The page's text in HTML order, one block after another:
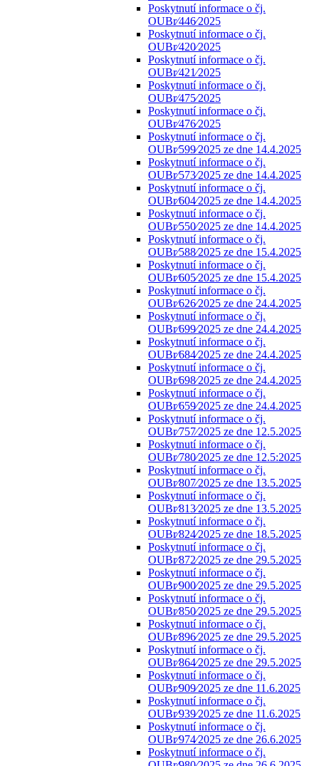
Poskytnutí informace o čj.
OUBr⁄446⁄2025
Poskytnutí informace o čj.
OUBr⁄420⁄2025
Poskytnutí informace o čj.
OUBr⁄421⁄2025
Poskytnutí informace o čj.
OUBr⁄475⁄2025
Poskytnutí informace o čj.
OUBr⁄476⁄2025
Poskytnutí informace o čj.
OUBr⁄599⁄2025 ze dne 14.4.2025
Poskytnutí informace o čj.
OUBr⁄573⁄2025 ze dne 14.4.2025
Poskytnutí informace o čj.
OUBr⁄604⁄2025 ze dne 14.4.2025
Poskytnutí informace o čj.
OUBr⁄550⁄2025 ze dne 14.4.2025
Poskytnutí informace o čj.
OUBr⁄588⁄2025 ze dne 15.4.2025
Poskytnutí informace o čj.
OUBr⁄605⁄2025 ze dne 15.4.2025
Poskytnutí informace o čj.
OUBr⁄626⁄2025 ze dne 24.4.2025
Poskytnutí informace o čj.
OUBr⁄699⁄2025 ze dne 24.4.2025
Poskytnutí informace o čj.
OUBr⁄684⁄2025 ze dne 24.4.2025
Poskytnutí informace o čj.
OUBr⁄698⁄2025 ze dne 24.4.2025
Poskytnutí informace o čj.
OUBr⁄659⁄2025 ze dne 24.4.2025
Poskytnutí informace o čj.
OUBr⁄757⁄2025 ze dne 12.5.2025
Poskytnutí informace o čj.
OUBr⁄780⁄2025 ze dne 12.5:2025
Poskytnutí informace o čj.
OUBr⁄807⁄2025 ze dne 13.5.2025
Poskytnutí informace o čj.
OUBr⁄813⁄2025 ze dne 13.5.2025
Poskytnutí informace o čj.
OUBr⁄824⁄2025 ze dne 18.5.2025
Poskytnutí informace o čj.
OUBr⁄872⁄2025 ze dne 29.5.2025
Poskytnutí informace o čj.
OUBr⁄900⁄2025 ze dne 29.5.2025
Poskytnutí informace o čj.
OUBr⁄850⁄2025 ze dne 29.5.2025
Poskytnutí informace o čj.
OUBr⁄896⁄2025 ze dne 29.5.2025
Poskytnutí informace o čj.
OUBr⁄864⁄2025 ze dne 29.5.2025
Poskytnutí informace o čj.
OUBr⁄909⁄2025 ze dne 11.6.2025
Poskytnutí informace o čj.
OUBr⁄939⁄2025 ze dne 11.6.2025
Poskytnutí informace o čj.
OUBr⁄974⁄2025 ze dne 26.6.2025
Poskytnutí informace o čj.